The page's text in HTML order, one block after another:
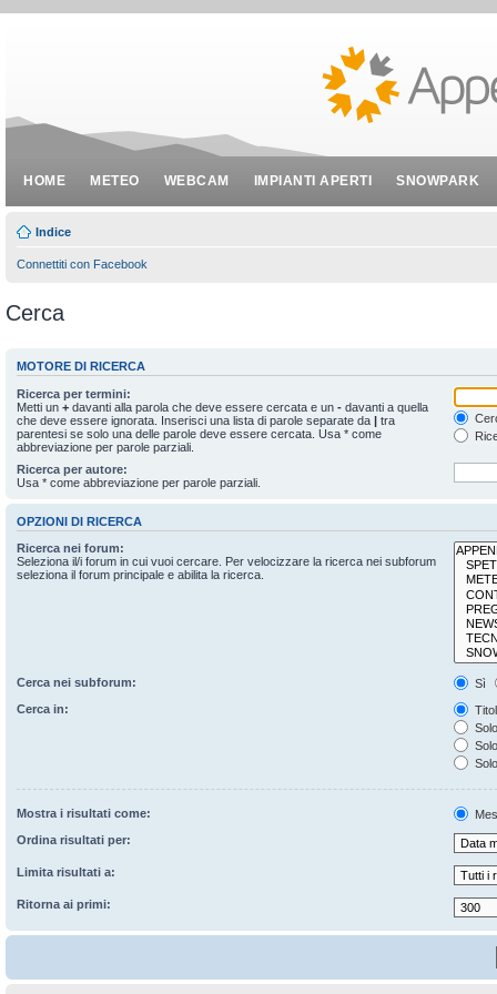
HOME METEO WEBCAM IMPIANTI APERTI SNOWPARK
Indice
Connettiti con Facebook
Cerca
MOTORE DI RICERCA
Ricerca per termini:
Metti un + davanti alla parola che deve essere cercata e un - davanti a quella
che deve essere ignorata. Inserisci una lista di parole separate da | tra
parentesi se solo una delle parole deve essere cercata. Usa * come
abbreviazione per parole parziali.
Ricerca per autore:
Usa * come abbreviazione per parole parziali.
OPZIONI DI RICERCA
Ricerca nei forum:
Seleziona il/i forum in cui vuoi cercare. Per velocizzare la ricerca nei subforum
seleziona il forum principale e abilita la ricerca.
Cerca nei subforum:
Sì
Cerca in:
Mostra i risultati come:
Ordina risultati per:
Limita risultati a:
Ritorna ai primi: